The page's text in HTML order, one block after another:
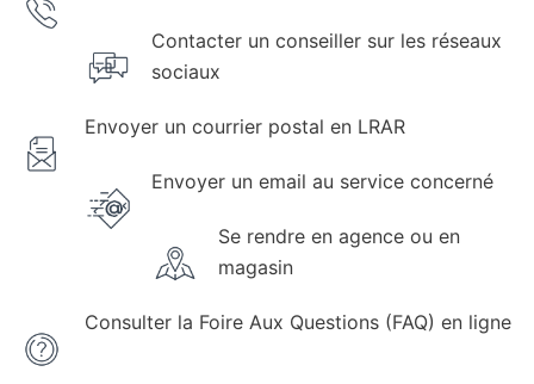
Contacter un conseiller sur les réseaux
sociaux
Envoyer un courrier postal en LRAR
Envoyer un email au service concerné
Se rendre en agence ou en
magasin
Consulter la Foire Aux Questions (FAQ) en ligne